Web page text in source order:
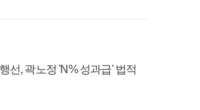
선, 곽노정 'N% 성과급' 법적